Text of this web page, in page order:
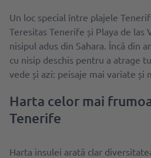
Un loc special între plajele
Teresitas Tenerife și Playa de
nisipul adus din Sahara. Încă din
cu nisip deschis pentru a atrage
vede și azi: peisaje mai variate și
Harta celor mai
Tenerife
Harta insulei arată clar